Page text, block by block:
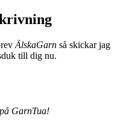
ÄlskaGarn så skickar jag
till dig nu.
GarnTua!